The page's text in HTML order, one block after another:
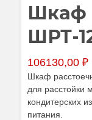
Шкаф
ШРТ-
106130,00 ₽
Шкаф
для расстойки
кондитерских
питания.